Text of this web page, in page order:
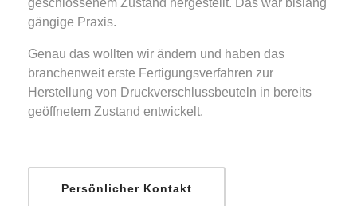
geschlossenem Zustand hergestellt. Das war bislang
gängige Praxis.
Genau das wollten wir ändern und haben das
branchenweit erste Fertigungsverfahren zur
Herstellung von Druckverschlussbeuteln in bereits
geöffnetem Zustand entwickelt.
Persönlicher Kontakt